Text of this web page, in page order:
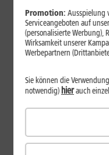
Bestenliste
Akkulaufzeit
halten im
durch
Smartphones mit langer
je. Der Artikel zeigt
erklärt die wichtigsten
großem Akku und hoher
Promotion: Ausspielung
Serviceangeboten auf
(personalisierte Werbung),
Wirksamkeit unserer
Werbepartnern
Sie können die
notwendig) hierauch